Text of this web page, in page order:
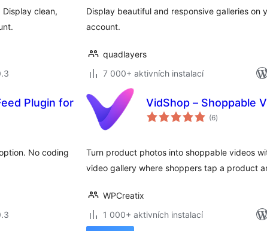
clean,
Display beautiful and responsive galleries on
account.
quadlayers
7 000+ aktivních instalací
Plugin for
No coding
VidShop – Shoppable
(6celkové
hodnocení
)
Turn product photos into shoppable videos
video gallery where shoppers tap a product
WPCreatix
1 000+ aktivních instalací